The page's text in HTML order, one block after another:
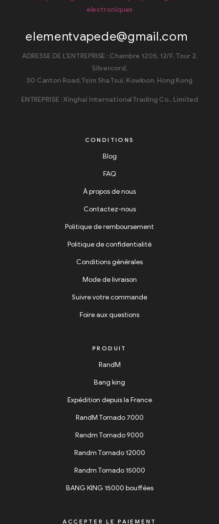
électroniques
elementvapede@gmail.com
ADRESSE DE L'ENTREPRISE : Chambre 1205, 12/F, Tour 2,
Silvercord,
30 Canton Road, Tsim Sha Tsui, Kowloon, Hong Kong
ENTREPRISE : Xinghai International Trading Co., Limited
CONDITIONS
Blog
FAQ
À propos de nous
Contactez-nous
Politique de remboursement
Politique de confidentialité
Conditions générales
Mode de livraison
Suivre votre commande
Foire aux questions
PRODUIT
RandM
Bang king
Expédition depuis la France
RandM Tornado 7000
Randm Tornado 9000
Randm Tornado 12000
Randm Tornado 15000
BANG KING 15000 bouffées
ACCEPTER LE PAIEMENT